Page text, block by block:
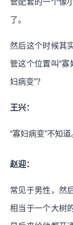
了。
然后这个时候其
管这个位置叫“
妇病变”？
王兴：
“寡妇病变”不知道
赵迎：
常见于男性，然
相当于一个大树